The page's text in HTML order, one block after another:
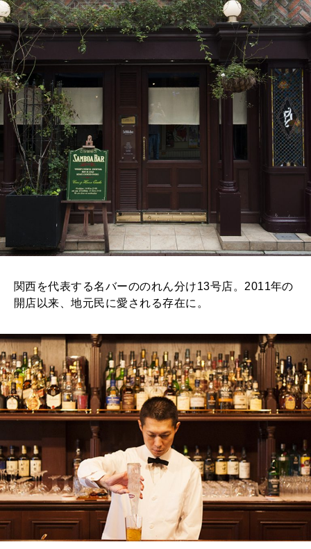
関西を代表する名バーののれん分け13号店。2011年の
開店以来、地元民に愛される存在に。